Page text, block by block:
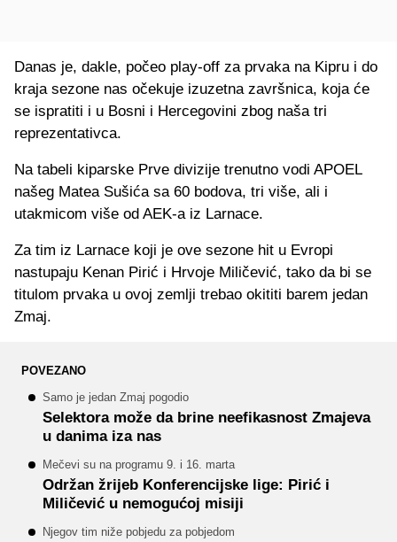
Danas je, dakle, počeo play-off za prvaka na Kipru i do
kraja sezone nas očekuje izuzetna završnica, koja će
se ispratiti i u Bosni i Hercegovini zbog naša tri
reprezentativca.
Na tabeli kiparske Prve divizije trenutno vodi APOEL
našeg Matea Sušića sa 60 bodova, tri više, ali i
utakmicom više od AEK-a iz Larnace.
Za tim iz Larnace koji je ove sezone hit u Evropi
nastupaju Kenan Pirić i Hrvoje Miličević, tako da bi se
titulom prvaka u ovoj zemlji trebao okititi barem jedan
Zmaj.
POVEZANO
Samo je jedan Zmaj pogodio
Selektora može da brine neefikasnost Zmajeva
u danima iza nas
Mečevi su na programu 9. i 16. marta
Održan žrijeb Konferencijske lige: Pirić i
Miličević u nemogućoj misiji
Njegov tim niže pobjedu za pobjedom